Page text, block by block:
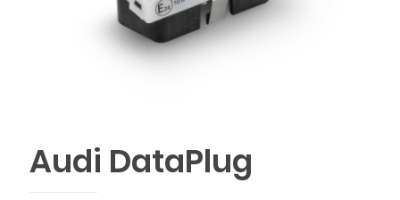
Audi DataPlug